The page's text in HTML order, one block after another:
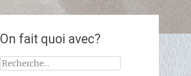
On fait quoi avec?
Rechercher :